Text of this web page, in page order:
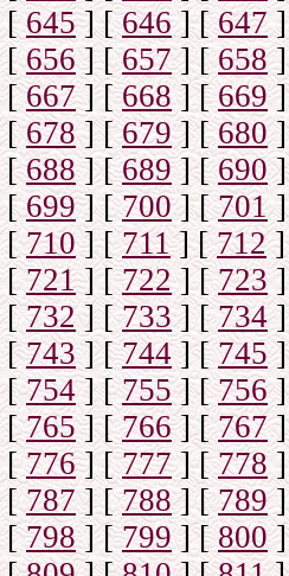
[645] [646] [647]
[656] [657] [658]
[667] [668] [669]
[678] [679] [680]
[688] [689] [690]
[699] [700] [701]
[710] [711] [712]
[721] [722] [723]
[732] [733] [734]
[743] [744] [745]
[754] [755] [756]
[765] [766] [767]
[776] [777] [778]
[787] [788] [789]
[798] [799] [ 800]